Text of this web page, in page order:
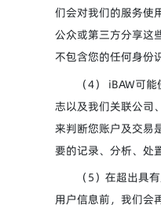
们会对我们的服务使
公众或第三方分享这
不包含您的任何身份
（4） iBAW可
志以及我们关联公司
来判断您账户及交易
要的记录、分析、处
（5）在超出具
用户信息前，我们会